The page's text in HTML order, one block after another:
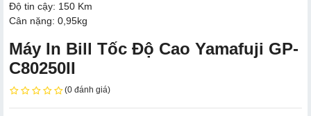
Độ tin cậy: 150 Km
Cân nặng: 0,95kg
Máy In Bill Tốc Độ Cao Yamafuji GP-
C80250II
(0 đánh giá)